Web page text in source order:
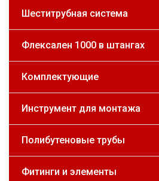
Шеститрубная система
Флексален 1000 в штангах
Комплектующие
Инструмент для монтажа
Полибутеновые трубы
Фитинги и элементы